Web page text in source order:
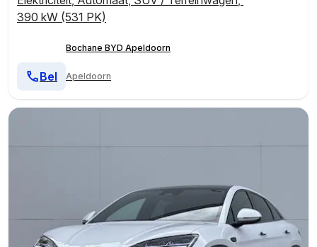
390 kW (531 PK)
Bochane BYD Apeldoorn
Apeldoorn
Bel